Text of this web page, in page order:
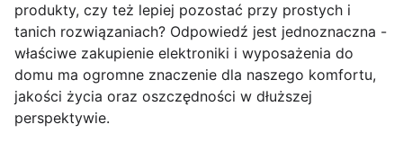
produkty, czy też lepiej pozostać przy prostych i
tanich rozwiązaniach? Odpowiedź jest jednoznaczna -
właściwe zakupienie elektroniki i wyposażenia do
domu ma ogromne znaczenie dla naszego komfortu,
jakości życia oraz oszczędności w dłuższej
perspektywie.